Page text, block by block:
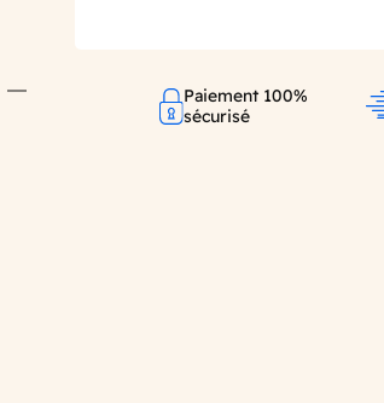
Paiement 100%
sécurisé